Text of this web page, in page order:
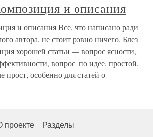
и описания
и описания Все, что написано ради
автора, не стоит ровно ничего. Блез
хорошей статьи — вопрос ясности,
вопрос, по идее, простой.
прост, особенно для статей о
проекте Разделы